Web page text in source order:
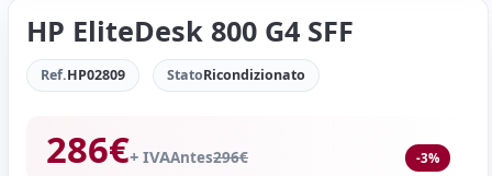
HP EliteDesk 800 G4 SFF
Ref.HP02809 StatoRicondizionato
-3%
286€+ IVAAntes296€